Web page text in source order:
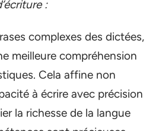
:
complexes des dictées,
meilleure compréhension
Cela affine non
à écrire avec précision
la richesse de la langue